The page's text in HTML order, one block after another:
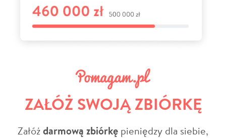
ZAŁÓŻ SWOJĄ ZBIÓRKĘ
Załóżdarmową zbiórkę pieniędzy dla siebie,